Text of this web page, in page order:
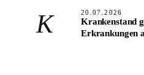
K 20.07.2026
Krankenstand
Erkrankungen